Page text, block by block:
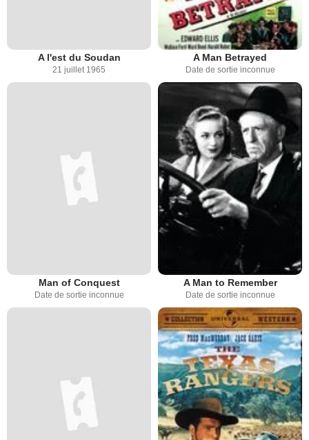
A l'est du Soudan
21 juillet 1965
A Man Betrayed
Date de sortie inconnue
Man of Conquest
Date de sortie inconnue
A Man to Remember
Date de sortie inconnue